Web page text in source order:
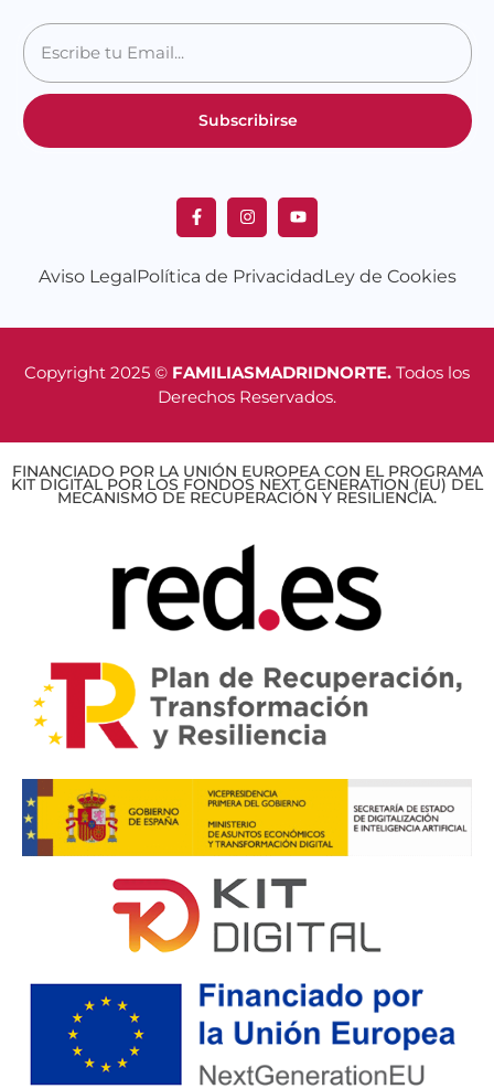
Subscribirse
Aviso LegalPolítica de PrivacidadLey de Cookies
Copyright 2025 © FAMILIASMADRIDNORTE. Todos los
Derechos Reservados.
FINANCIADO POR LA UNIÓN EUROPEA CON EL PROGRAMA
KIT DIGITAL POR LOS FONDOS NEXT GENERATION (EU) DEL
MECANISMO DE RECUPERACIÓN Y RESILIENCIA.